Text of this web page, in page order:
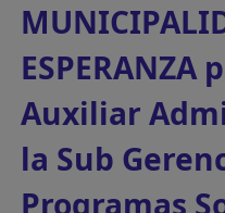
Auxiliar
la Sub
Programas